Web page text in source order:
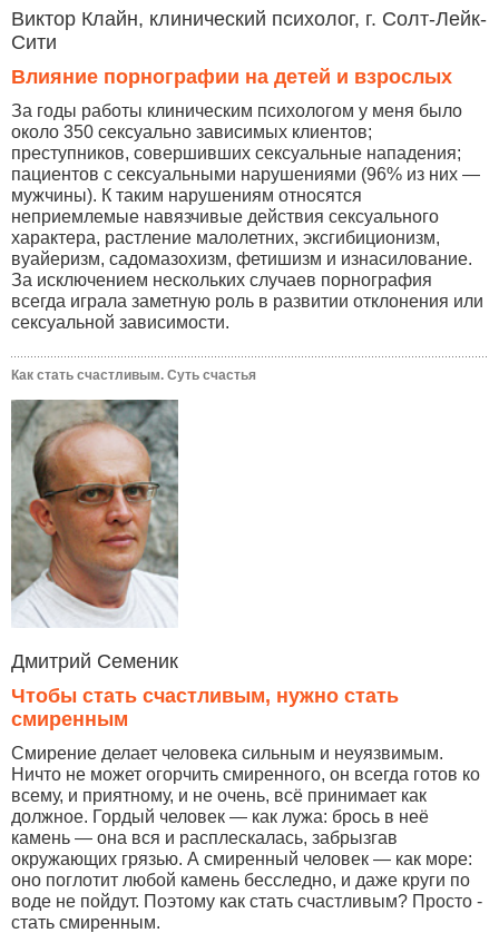
Виктор Клайн, клинический психолог, г. Солт-Лейк-
Сити
Влияние порнографии на детей и взрослых
За годы работы клиническим психологом у меня было
около 350 сексуально зависимых клиентов;
преступников, совершивших сексуальные нападения;
пациентов с сексуальными нарушениями (96% из них —
мужчины). К таким нарушениям относятся
неприемлемые навязчивые действия сексуального
характера, растление малолетних, эксгибиционизм,
вуайеризм, садомазохизм, фетишизм и изнасилование.
За исключением нескольких случаев порнография
всегда играла заметную роль в развитии отклонения или
сексуальной зависимости.
Как стать счастливым. Суть счастья
Дмитрий Семеник
Чтобы стать счастливым, нужно стать
смиренным
Смирение делает человека сильным и неуязвимым.
Ничто не может огорчить смиренного, он всегда готов ко
всему, и приятному, и не очень, всё принимает как
должное. Гордый человек — как лужа: брось в неё
камень — она вся и расплескалась, забрызгав
окружающих грязью. А смиренный человек — как море:
оно поглотит любой камень бесследно, и даже круги по
воде не пойдут. Поэтому как стать счастливым? Просто -
стать смиренным.